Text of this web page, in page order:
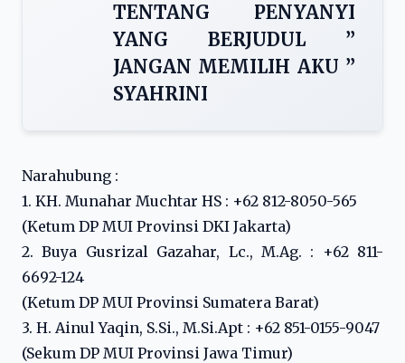
TENTANG PENYANYI
YANG BERJUDUL ”
JANGAN MEMILIH AKU ”
SYAHRINI
Narahubung :
1. KH. Munahar Muchtar HS : +62 812-8050-565
(Ketum DP MUI Provinsi DKI Jakarta)
2. Buya Gusrizal Gazahar, Lc., M.Ag. : +62 811-
6692-124
(Ketum DP MUI Provinsi Sumatera Barat)
3. H. Ainul Yaqin, S.Si., M.Si.Apt : +62 851-0155-9047
(Sekum DP MUI Provinsi Jawa Timur)